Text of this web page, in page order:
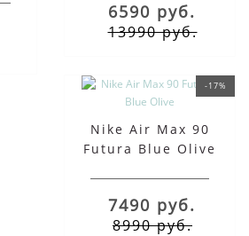
6590 руб.
13990 руб.
-17%
Nike Air Max 90
Futura Blue Olive
7490 руб.
8990 руб.